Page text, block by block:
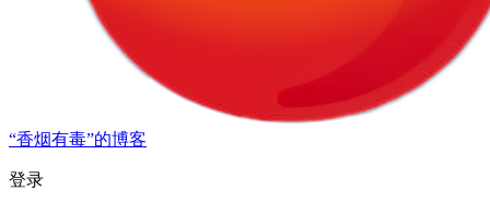
“香烟有毒”的博客
登录